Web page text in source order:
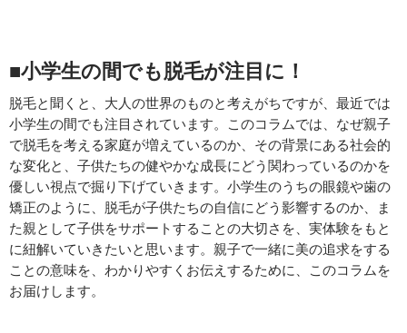
■小学生の間でも脱毛が注目に！
脱毛と聞くと、大人の世界のものと考えがちですが、最近では
小学生の間でも注目されています。このコラムでは、なぜ親子
で脱毛を考える家庭が増えているのか、その背景にある社会的
な変化と、子供たちの健やかな成長にどう関わっているのかを
優しい視点で掘り下げていきます。小学生のうちの眼鏡や歯の
矯正のように、脱毛が子供たちの自信にどう影響するのか、ま
た親として子供をサポートすることの大切さを、実体験をもと
に紐解いていきたいと思います。親子で一緒に美の追求をする
ことの意味を、わかりやすくお伝えするために、このコラムを
お届けします。